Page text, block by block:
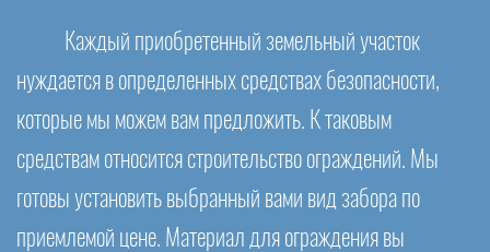
Каждый приобретенный земельный участок
нуждается в определенных средствах безопасности,
которые мы можем вам предложить. К таковым
средствам относится строительство ограждений. Мы
готовы установить выбранный вами вид забора по
приемлемой цене. Материал для ограждения вы